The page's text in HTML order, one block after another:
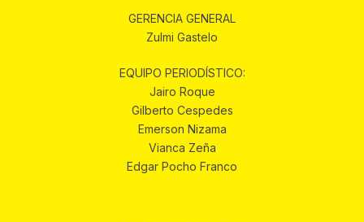
GERENCIA GENERAL
Zulmi Gastelo
EQUIPO PERIODÍSTICO:
Jairo Roque
Gilberto Cespedes
Emerson Nizama
Vianca Zeña
Edgar Pocho Franco